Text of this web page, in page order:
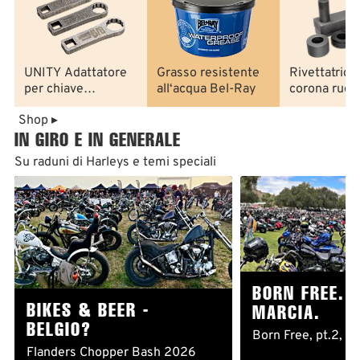
UNITY Adattatore
per chiave
dinamometrica
Grasso resistente
all‘acqua Bel-Ray
Rivettatrice
corona
posteriore
Shop ▸
IN GIRO E IN GENERALE
Su raduni di Harleys e temi speciali
BIKES & BEER -
BELGIO?
Flanders Chopper Bash 2026
BORN FREE.
MARCIA.
Born Free, pt.2,